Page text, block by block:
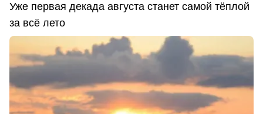
Уже первая декада августа станет самой тёплой
за всё лето